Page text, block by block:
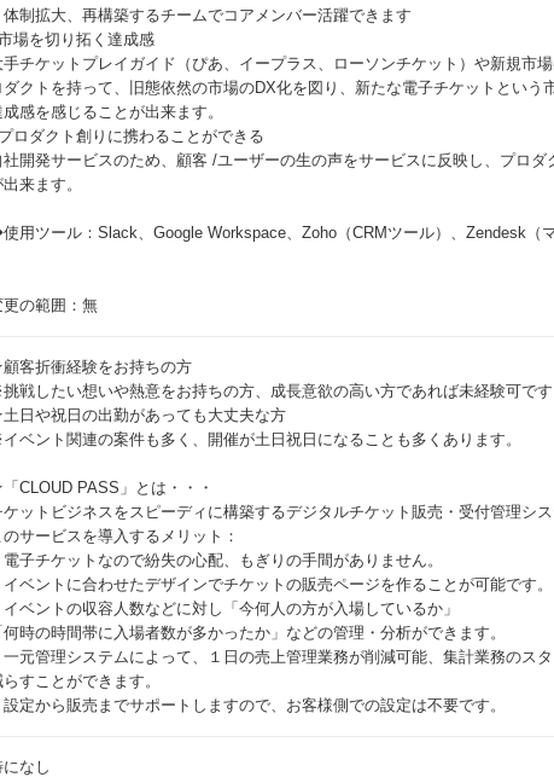
体制拡大、再構築するチームでコアメンバー活躍できます
場を切り拓く達成感
手チケットプレイガイド（ぴあ、イープラス、ローソンチケット）や新規市
ダクトを持って、旧態依然の市場のDX化を図り、新たな電子チケットという
成感を感じることが出来ます。
ロダクト創りに携わることができる
社開発サービスのため、顧客 /ユーザーの生の声をサービスに反映し、プロ
来ます。
用ツール：Slack、Google Workspace、Zoho（CRMツール）、Zendesk（
更の範囲：無
客折衝経験をお持ちの方
戦したい想いや熱意をお持ちの方、成長意欲の高い方であれば未経験可で
日や祝日の出勤があっても大丈夫な方
ベント関連の案件も多く、開催が土日祝日になることも多くあります。
CLOUD PASS」とは・・・
ケットビジネスをスピーディに構築するデジタルチケット販売・受付管理シ
のサービスを導入するメリット：
電子チケットなので紛失の心配、もぎりの手間がありません。
イベントに合わせたデザインでチケットの販売ページを作ることが可能です。
イベントの収容人数などに対し「今何人の方が入場しているか」
何時の時間帯に入場者数が多かったか」などの管理・分析ができます。
一元管理システムによって、１日の売上管理業務が削減可能、集計業務のス
らすことができます。
設定から販売までサポートしますので、お客様側での設定は不要です。
になし